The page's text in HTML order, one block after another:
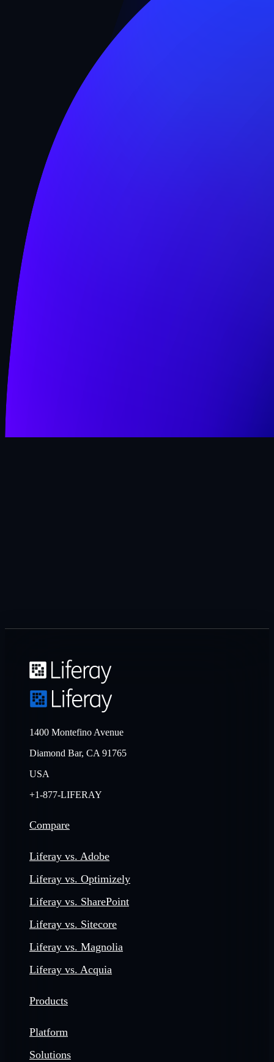
1400 Montefino Avenue
Diamond Bar, CA 91765
USA
+1-877-LIFERAY
Compare
Liferay vs. Adobe
Liferay vs. Optimizely
Liferay vs. SharePoint
Liferay vs. Sitecore
Liferay vs. Magnolia
Liferay vs. Acquia
Products
Platform
Solutions